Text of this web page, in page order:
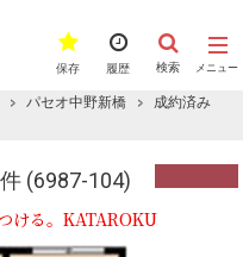
メニュー
検索
履歴
保存
パセオ中野新橋
成約済み
(6987-104)
ける。KATAROKU